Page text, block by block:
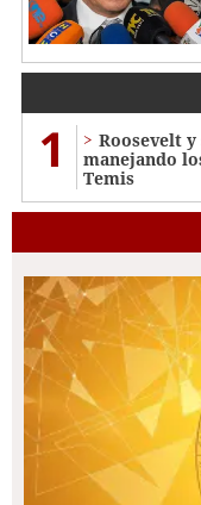
1
Roosevelt
manejando
Temis